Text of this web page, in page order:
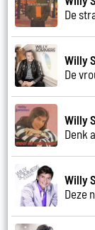
De
Willy
De
Willy
Denk
Willy
Deze